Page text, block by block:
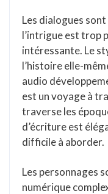
Les dialogues
l’intrigue est trop
intéressante. Le
l’histoire elle-
audio
est un voyage à
traverse les
d’écriture est
difficile à aborder.
Les personnages
numérique